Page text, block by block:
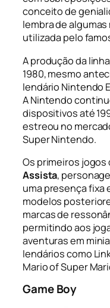
conceito de
lembra de
utilizada pelo
A produção da
1980, mesmo
lendário Nintendo
A Nintendo
dispositivos até
estreou no
Super Nintendo.
Os primeiros
Assista,
uma presença fixa
modelos
marcas de
permitindo aos
aventuras em
lendários como
Mario of Super
Game Boy